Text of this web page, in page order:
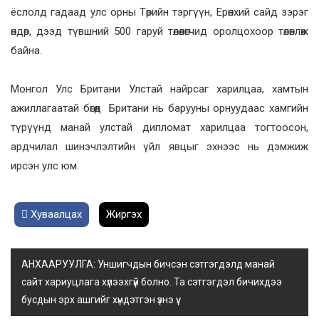
ёслолд гадаад улс орны Төрийн тэргүүн, Ерөнхий сайд зэрэг
өндөр, дээд түвшний 500 гаруй төлөөлөгчид оролцохоор төлөвлөж
байна.
Монгол Улс Британи Улстай найрсаг харилцаа, хамтын
ажиллагаатай бөгөөд Британи нь барууны орнуудаас хамгийн
түрүүнд манай улстай дипломат харилцаа тогтоосон,
ардчилал шинэчлэлтийн үйл явцыг эхнээс нь дэмжиж
ирсэн улс юм.
Хуваалцах Жиргэх
АНХААРУУЛГА: Уншигчдын бичсэн сэтгэгдэлд манай
сайт хариуцлага хүлээхгүй болно. Та сэтгэгдэл бичихдээ
бусдын эрх ашгийг хүндэтгэн үзнэ үү.